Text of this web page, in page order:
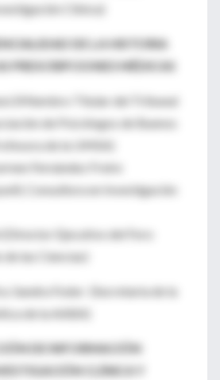
Clínica)
DE LA HISTORIA
PRESCRIPCIONES MÉDICAS
(Miembro Titular del Tribunal
de Psicólogos de Buenos
de la UMSA)
Fernández Freire
Consultora en Investigación
(Director Ejecutivo del Foro
las Ciencias)
Sandra Fodor (Secretaria de la
de la AABA)
DE INFORMACIÓN
CLÍNICA Y